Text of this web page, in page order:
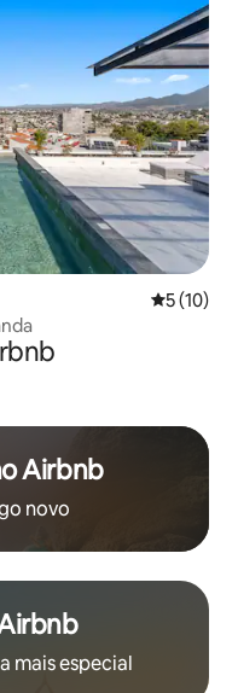
5 de uma
5 (10)
Airbnb
novo
mais especial